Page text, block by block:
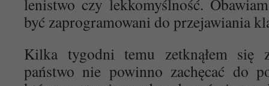
lenistwo czy lekkomyślność.
być zaprogramowani do przejawiania
Kilka tygodni temu zetknąłem
państwo nie powinno zachęcać do